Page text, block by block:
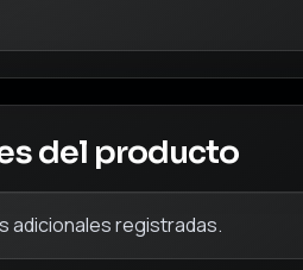
del producto
adicionales registradas.